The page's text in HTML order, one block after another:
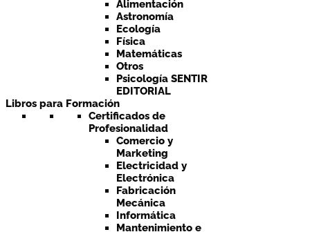
Alimentación
Astronomía
Ecología
Física
Matemáticas
Otros
Psicología SENTIR
EDITORIAL
Libros para Formación
Certificados de
Profesionalidad
Comercio y
Marketing
Electricidad y
Electrónica
Fabricación
Mecánica
Informática
Mantenimiento e